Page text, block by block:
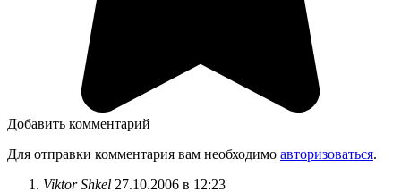
Добавить комментарий
Для отправки комментария вам необходимо авторизоваться.
Viktor Shkel 27.10.2006 в 12:23